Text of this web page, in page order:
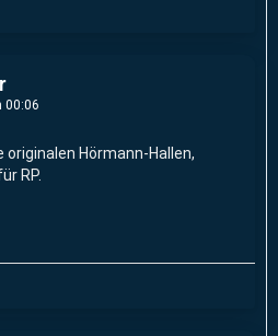
00:06
originalen Hörmann-Hallen,
RP.